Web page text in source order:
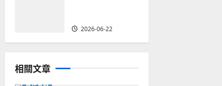
2026-06-22
相關文章
普世宣教